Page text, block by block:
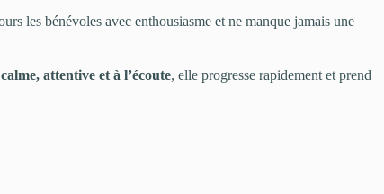
les bénévoles avec enthousiasme et ne manque jamais une
calme, attentive et à l’écoute, elle progresse rapidement et prend